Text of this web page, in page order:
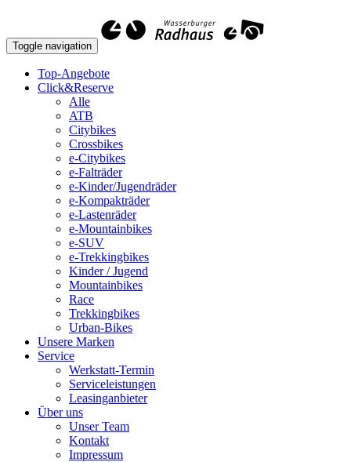
Toggle navigation
Top-Angebote
Click&Reserve
Alle
ATB
Citybikes
Crossbikes
e-Citybikes
e-Falträder
e-Kinder/Jugendräder
e-Kompakträder
e-Lastenräder
e-Mountainbikes
e-SUV
e-Trekkingbikes
Kinder / Jugend
Mountainbikes
Race
Trekkingbikes
Urban-Bikes
Unsere Marken
Service
Werkstatt-Termin
Serviceleistungen
Leasinganbieter
Über uns
Unser Team
Kontakt
Impressum